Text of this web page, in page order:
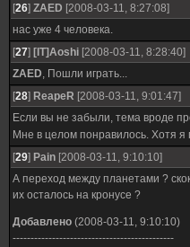
[26] ZAED [2008-03-11, 8:27:08]
нас уже 4 человека.
[27] [IT]Aoshi [2008-03-11, 8:28:40]
ZAED, Пошли играть...
[28] ReapeR [2008-03-11, 9:01:47]
Если вы не забыли, тема вроде
Мне в целом понравилось. Хотя я
[29] Pain [2008-03-11, 9:10:10]
А переход между планетами ?
их осталось на кронусе ?
Добавлено (2008-03-11, 9:10:10)
---------------------------------------------